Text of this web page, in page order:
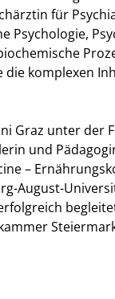
für
Psychologie,
die komplexen
Graz unter der
und
–
August-